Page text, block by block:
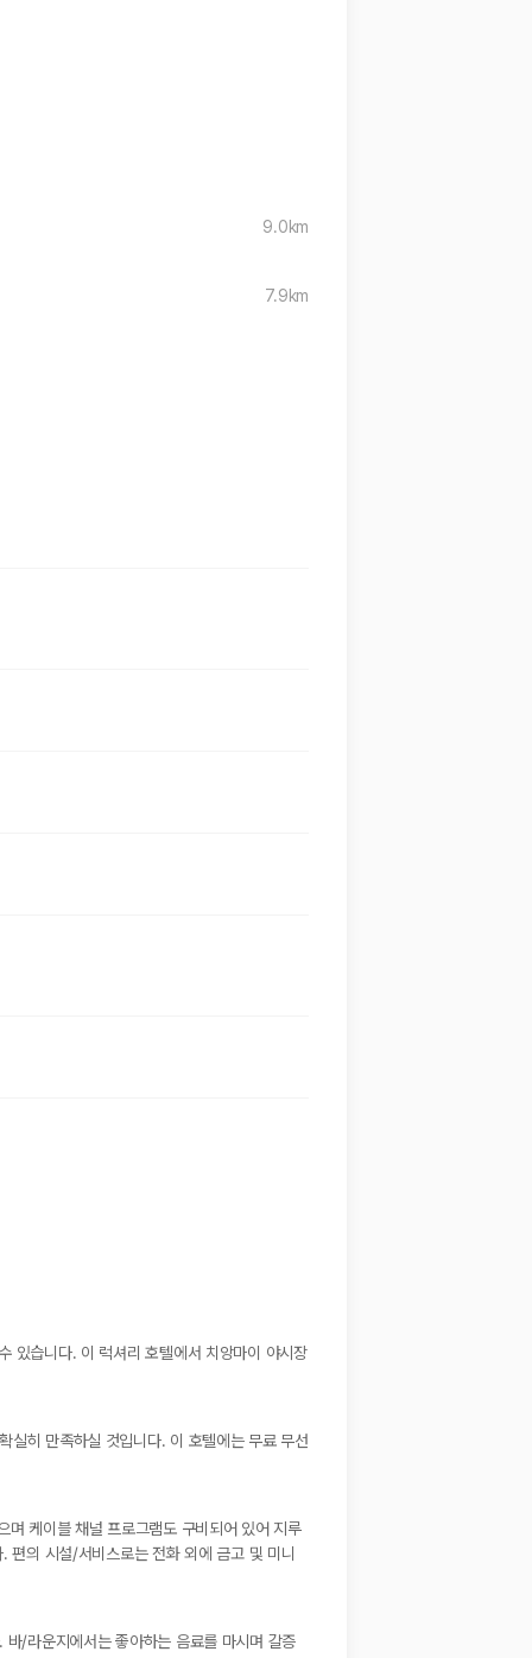
9.0km
7.9km
있습니다. 이 럭셔리 호텔에서 치앙마이 야시장
실히 만족하실 것입니다. 이 호텔에는 무료 무선
케이블 채널 프로그램도 구비되어 있어 지루
편의 시설/서비스로는 전화 외에 금고 및 미니
/라운지에서는 좋아하는 음료를 마시며 갈증